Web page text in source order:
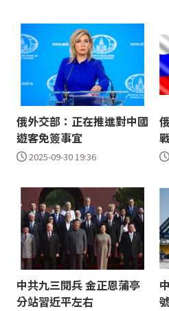
俄外交部：正在推進對中國
遊客免簽事宜
2025-09-30 19:36
中共九三閱兵 金正恩蒲亭
分站習近平左右